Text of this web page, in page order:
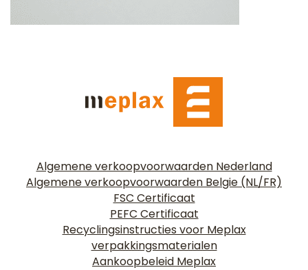
Algemene verkoopvoorwaarden Nederland
Algemene verkoopvoorwaarden Belgie (NL/FR)
FSC Certificaat
PEFC Certificaat
Recyclingsinstructies voor Meplax
verpakkingsmaterialen
Aankoopbeleid Meplax